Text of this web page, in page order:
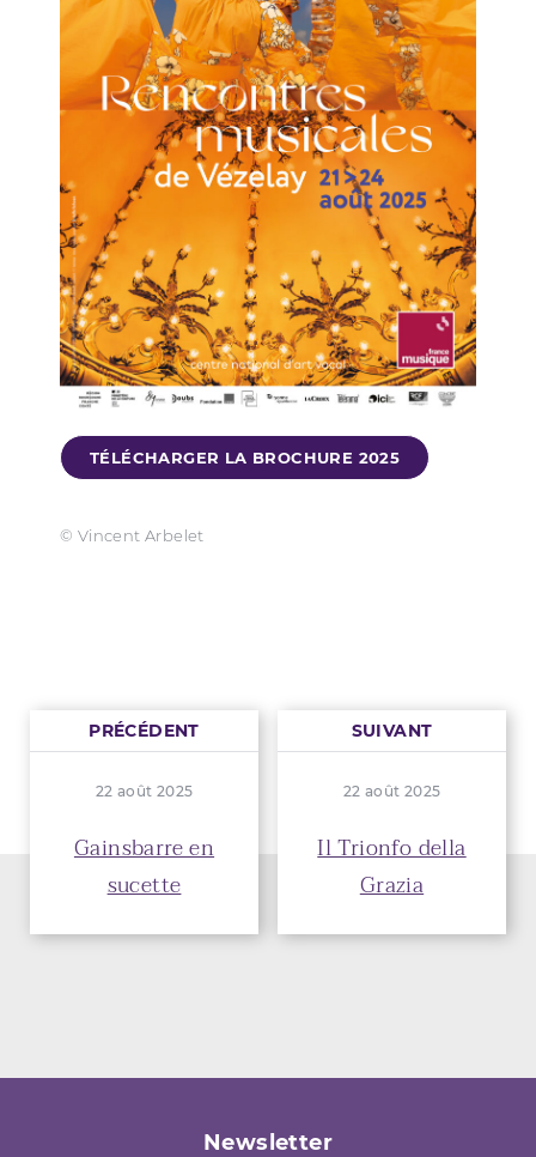
TÉLÉCHARGER LA BROCHURE 2025
© Vincent Arbelet
PRÉCÉDENT
22 août 2025
Gainsbarre en
sucette
SUIVANT
22 août 2025
Il Trionfo della
Grazia
Newsletter